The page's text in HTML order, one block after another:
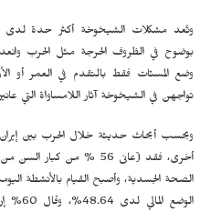
وتُعد مشكلات الشيخوخة أكثر حدة لدى
بوضوح في الظروف الحرجة مثل الحرب
وضع المسنّات فقط بالتقدم في العمر أو
تواجهن في الشيخوخة آثار اللامساواة التي
وبحسب أبحاث حديثة خلال الحرب بين
الوضع